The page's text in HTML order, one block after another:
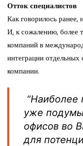
Отток специалистов
Как говорилось ранее,
И, к сожалению, более
компаний в
интеграции
компании.
“Наиболее
уже
офисов во
для